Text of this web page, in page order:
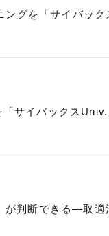
グを「サイバック
サイバックス
が判断できる―取適